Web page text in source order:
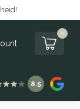
0
8.5